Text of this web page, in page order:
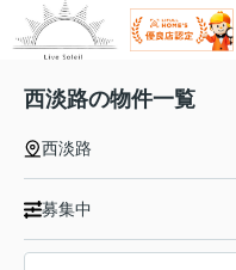
西淡路の物件一覧
西淡路
募集中